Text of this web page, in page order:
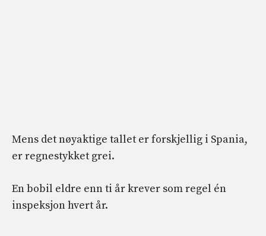
Mens det nøyaktige tallet er forskjellig i Spania,
er regnestykket grei.
En bobil eldre enn ti år krever som regel én
inspeksjon hvert år.